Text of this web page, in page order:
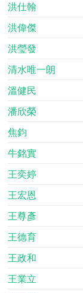
洪仕翰
洪偉傑
洪瑩發
清水唯一朗
溫健民
潘欣榮
焦鈞
牛銘實
王奕婷
王宏恩
王尊彥
王德育
王政和
王業立